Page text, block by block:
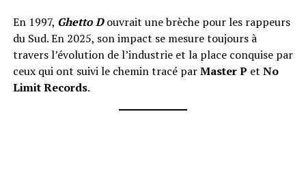
En 1997, Ghetto Douvrait une brèche pour les rappeurs
du Sud. En 2025, son impact se mesure toujours à
travers l’évolution de l’industrie et la place conquise par
ceux qui ont suivi le chemin tracé parMaster P et No
Limit Records.